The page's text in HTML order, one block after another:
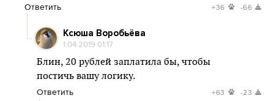
Ответить +36 -66
Ксюша Воробьёва
1.04.2019 01:17
Блин, 20 рублей заплатила бы, чтобы
постичь вашу логику.
Ответить +63 -23